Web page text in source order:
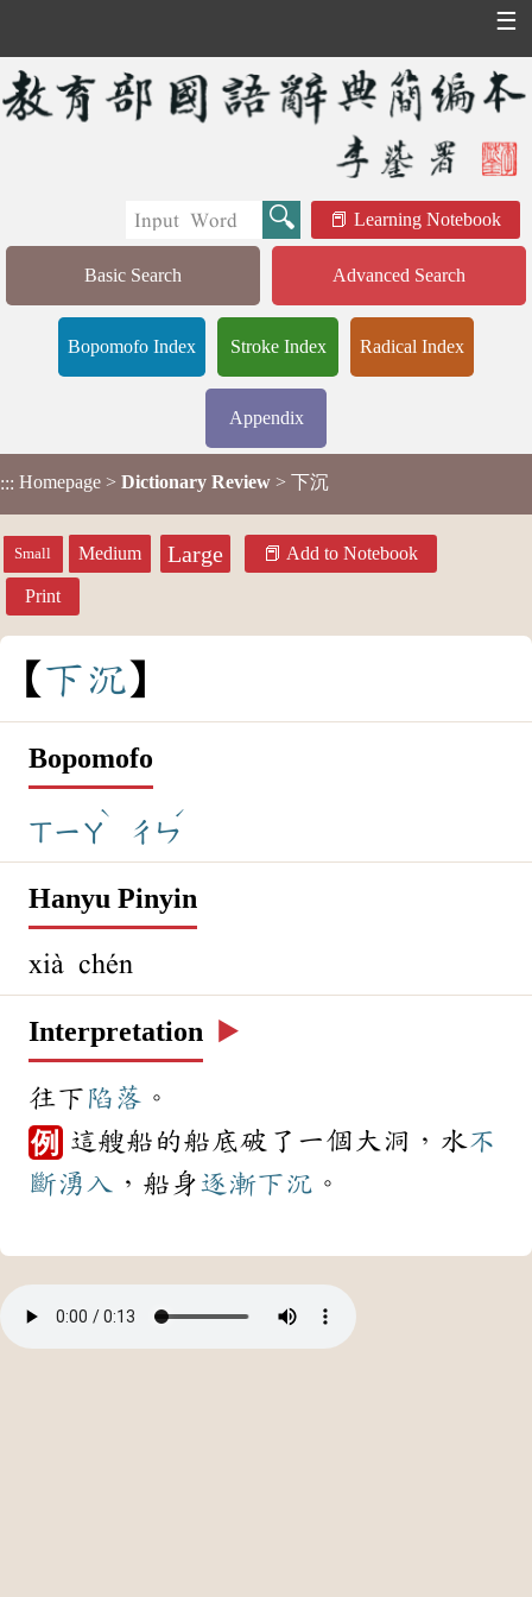
☰
Learning Notebook
Basic Search Advanced Search
Bopomofo Index Stroke Index Radical Index
Appendix
::: Homepage > Dictionary Review > 下沉
Small Medium Large Add to Notebook
Print
下沉
Bopomofo
ㄒㄧㄚ
ˋ
ㄔㄣ
ˊ
Hanyu Pinyin
xià chén
Interpretation ▶️
往下 陷落 。
例 這艘船的船底破了一個大洞，水不
斷湧入 ，船身逐漸下沉 。